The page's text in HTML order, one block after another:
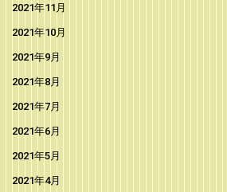
2021年11月
2021年10月
2021年9月
2021年8月
2021年7月
2021年6月
2021年5月
2021年4月